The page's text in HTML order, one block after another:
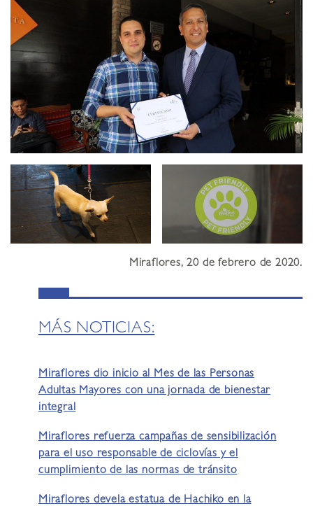
Miraflores, 20 de febrero de 2020.
MÁS NOTICIAS:
Miraflores dio inicio al Mes de las Personas
Adultas Mayores con una jornada de bienestar
integral
Miraflores refuerza campañas de sensibilización
para el uso responsable de ciclovías y el
cumplimiento de las normas de tránsito
Miraflores devela estatua de Hachiko en la